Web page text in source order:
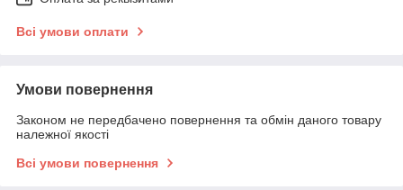
Всі умови оплати
Умови повернення
Законом не передбачено повернення та обмін даного товару
належної якості
Всі умови повернення